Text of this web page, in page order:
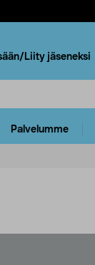
Liity jäseneksi
Palvelumme